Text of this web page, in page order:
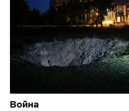
Война